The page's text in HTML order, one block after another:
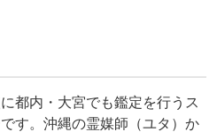
都内・大宮でも鑑定を行うス
す。沖縄の霊媒師（ユタ）か